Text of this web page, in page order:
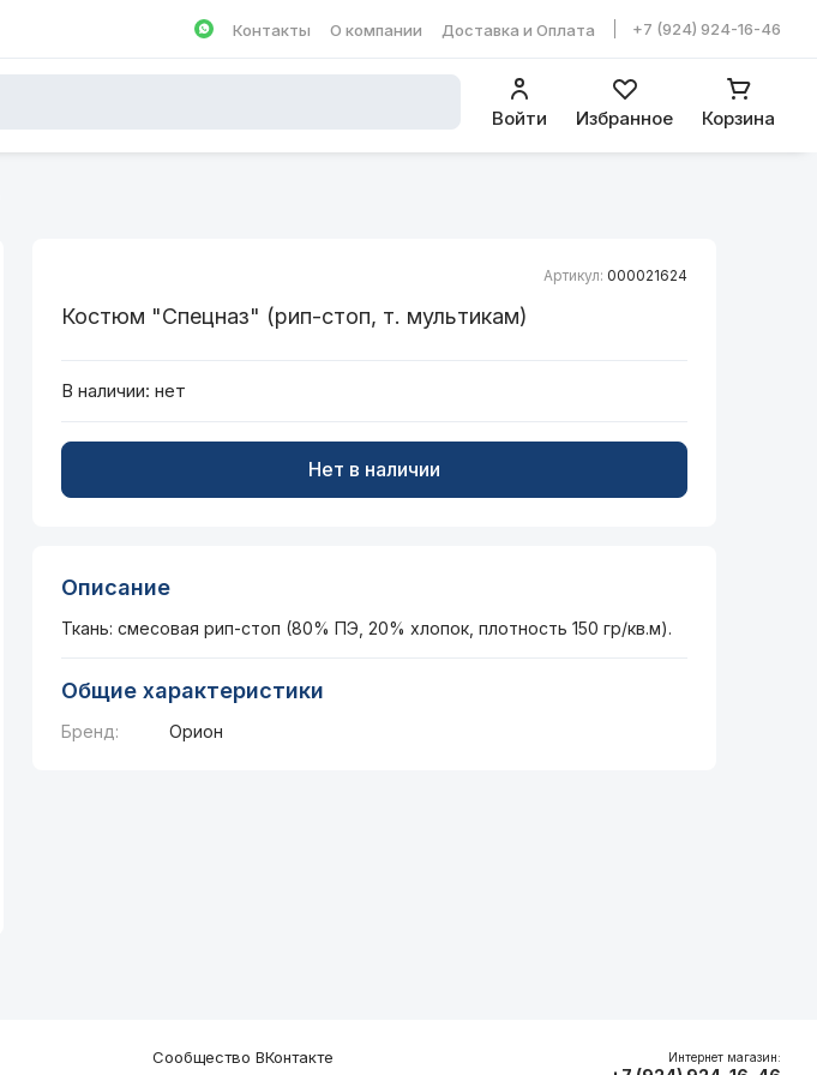
Написать в WhatsApp
Контакты О компании Доставка и Оплата +7 (924) 924-16-46
Войти Избранное Корзина
Артикул: 000021624
Костюм "Спецназ" (рип-стоп, т. мультикам)
В наличии: нет
Нет в наличии
Описание
Ткань: смесовая рип-стоп (80% ПЭ, 20% хлопок, плотность 150 гр/кв.м).
Общие характеристики
Бренд: Орион
Сообщество ВКонтакте Интернет магазин: